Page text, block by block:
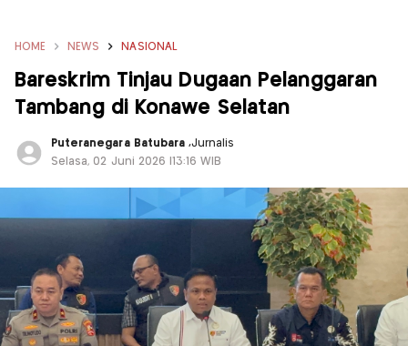
HOME NEWS NASIONAL
Bareskrim Tinjau Dugaan Pelanggaran
Tambang di Konawe Selatan
Puteranegara Batubara,Jurnalis
Selasa, 02 Juni 2026 |13:16 WIB